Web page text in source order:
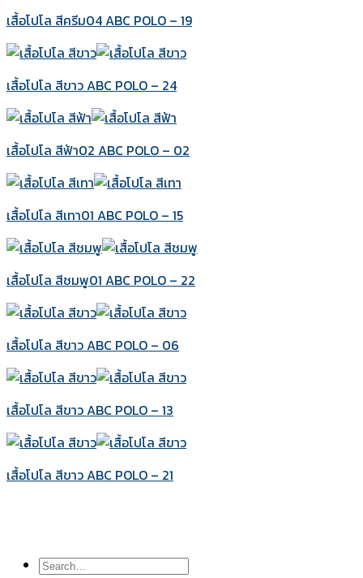
เสื้อโปโล สีครีม04 ABC POLO – 19
เสื้อโปโล สีขาว ABC POLO – 24
เสื้อโปโล สีฟ้า02 ABC POLO – 02
เสื้อโปโล สีเทา01 ABC POLO – 15
เสื้อโปโล สีชมพู01 ABC POLO – 22
เสื้อโปโล สีขาว ABC POLO – 06
เสื้อโปโล สีขาว ABC POLO – 13
เสื้อโปโล สีขาว ABC POLO – 21
Search